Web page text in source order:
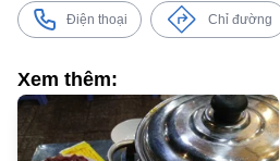
Điện thoại Chỉ đường
Xem thêm: